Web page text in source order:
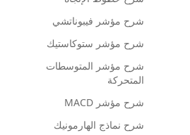
شرح مؤشر فيبوناتشي
شرح مؤشر ستوكاستيك
شرح مؤشر المتوسطات
المتحركة
شرح مؤشر MACD
شرح نماذج الهارمونيك